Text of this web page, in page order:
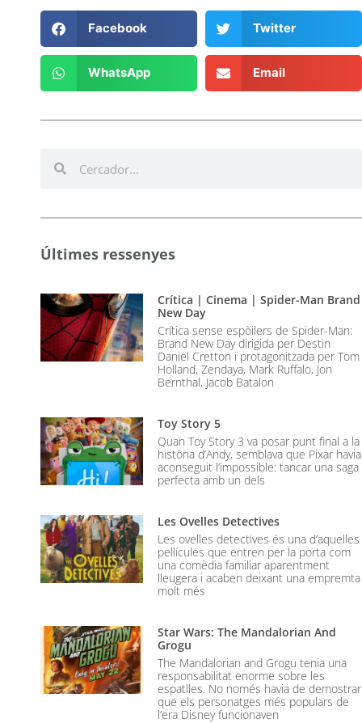
Facebook Twitter
WhatsApp Email
Últimes ressenyes
Crítica | Cinema | Spider-Man Brand
New Day
Crítica sense espòilers de Spider-Man:
Brand New Day dirigida per Destin
Daniel Cretton i protagonitzada per Tom
Holland, Zendaya, Mark Ruffalo, Jon
Bernthal, Jacob Batalon
Toy Story 5
Quan Toy Story 3 va posar punt final a la
història d’Andy, semblava que Pixar havia
aconseguit l’impossible: tancar una saga
perfecta amb un dels
Les Ovelles Detectives
Les ovelles detectives és una d’aquelles
pel·lícules que entren per la porta com
una comèdia familiar aparentment
lleugera i acaben deixant una empremta
molt més
Star Wars: The Mandalorian And
Grogu
The Mandalorian and Grogu tenia una
responsabilitat enorme sobre les
espatlles. No només havia de demostrar
que els personatges més populars de
l’era Disney funcionaven